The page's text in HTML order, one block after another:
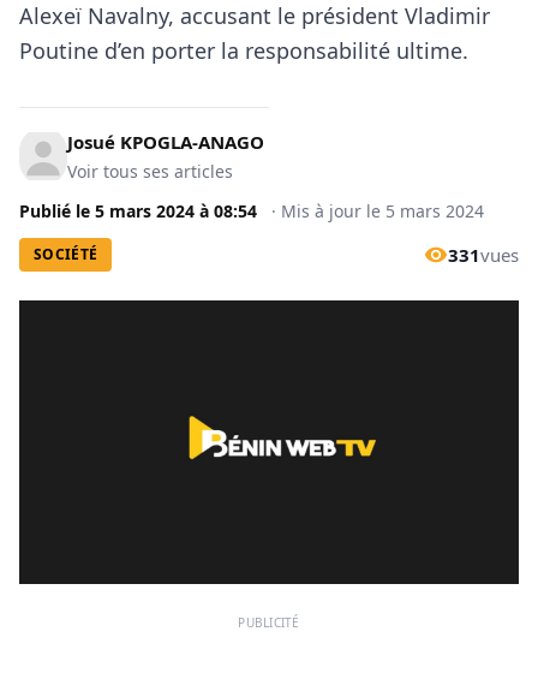
Alexeï Navalny, accusant le président Vladimir
Poutine d’en porter la responsabilité ultime.
Josué KPOGLA-ANAGO
Voir tous ses articles
Publié le 5 mars 2024 à 08:54 · Mis à jour le 5 mars 2024
SOCIÉTÉ 331vues
PUBLICITÉ